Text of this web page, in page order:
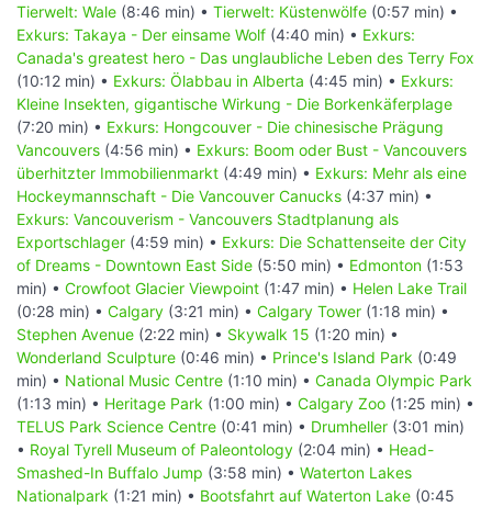
Tierwelt: Wale (8:46 min) • Tierwelt: Küstenwölfe (0:57 min) •
Exkurs: Takaya - Der einsame Wolf (4:40 min) • Exkurs:
Canada's greatest hero - Das unglaubliche Leben des Terry Fox
(10:12 min) • Exkurs: Ölabbau in Alberta (4:45 min) • Exkurs:
Kleine Insekten, gigantische Wirkung - Die Borkenkäferplage
(7:20 min) • Exkurs: Hongcouver - Die chinesische Prägung
Vancouvers (4:56 min) • Exkurs: Boom oder Bust - Vancouvers
überhitzter Immobilienmarkt (4:49 min) • Exkurs: Mehr als eine
Hockeymannschaft - Die Vancouver Canucks (4:37 min) •
Exkurs: Vancouverism - Vancouvers Stadtplanung als
Exportschlager (4:59 min) • Exkurs: Die Schattenseite der City
of Dreams - Downtown East Side (5:50 min) • Edmonton (1:53
min) • Crowfoot Glacier Viewpoint (1:47 min) • Helen Lake Trail
(0:28 min) • Calgary (3:21 min) • Calgary Tower (1:18 min) •
Stephen Avenue (2:22 min) • Skywalk 15 (1:20 min) •
Wonderland Sculpture (0:46 min) • Prince's Island Park (0:49
min) • National Music Centre (1:10 min) • Canada Olympic Park
(1:13 min) • Heritage Park (1:00 min) • Calgary Zoo (1:25 min) •
TELUS Park Science Centre (0:41 min) • Drumheller (3:01 min)
• Royal Tyrell Museum of Paleontology (2:04 min) • Head-
Smashed-In Buffalo Jump (3:58 min) • Waterton Lakes
Nationalpark (1:21 min) • Bootsfahrt auf Waterton Lake (0:45